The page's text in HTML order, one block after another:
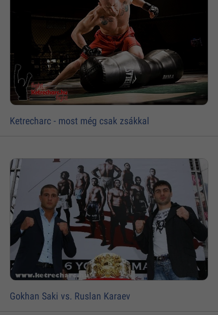
Ketrecharc - most még csak zsákkal
Gokhan Saki vs. Ruslan Karaev